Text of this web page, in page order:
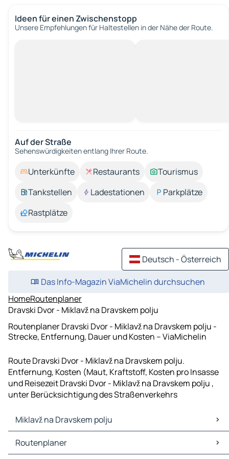
Ideen für einen Zwischenstopp
Unsere Empfehlungen für Haltestellen in der Nähe der Route.
Auf der Straße
Sehenswürdigkeiten entlang Ihrer Route.
Unterkünfte Restaurants
Tourismus
Tankstellen
Ladestationen
Parkplätze
Rastplätze
Deutsch - Österreich
Das Info-Magazin ViaMichelin durchsuchen
HomeRoutenplaner
Dravski Dvor - Miklavž na Dravskem polju
Routenplaner Dravski Dvor - Miklavž na Dravskem polju -
Strecke, Entfernung, Dauer und Kosten – ViaMichelin
Route Dravski Dvor - Miklavž na Dravskem polju.
Entfernung, Kosten (Maut, Kraftstoff, Kosten pro Insasse
und Reisezeit Dravski Dvor - Miklavž na Dravskem polju ,
unter Berücksichtigung des Straßenverkehrs
Miklavž na Dravskem polju
Miklavž na Dravskem polju Karten Stadtplan
Miklavž na Dravskem polju Verkehr
Routenplaner